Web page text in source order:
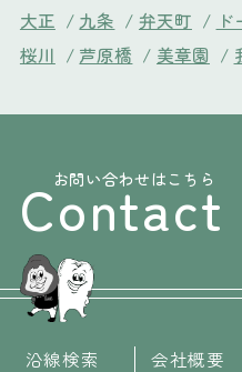
大正 / 九条 / 弁天町 /
桜川 / 芦原橋 / 美章園 /
お問い合わせはこちら
Contact
沿線検索
会社概要